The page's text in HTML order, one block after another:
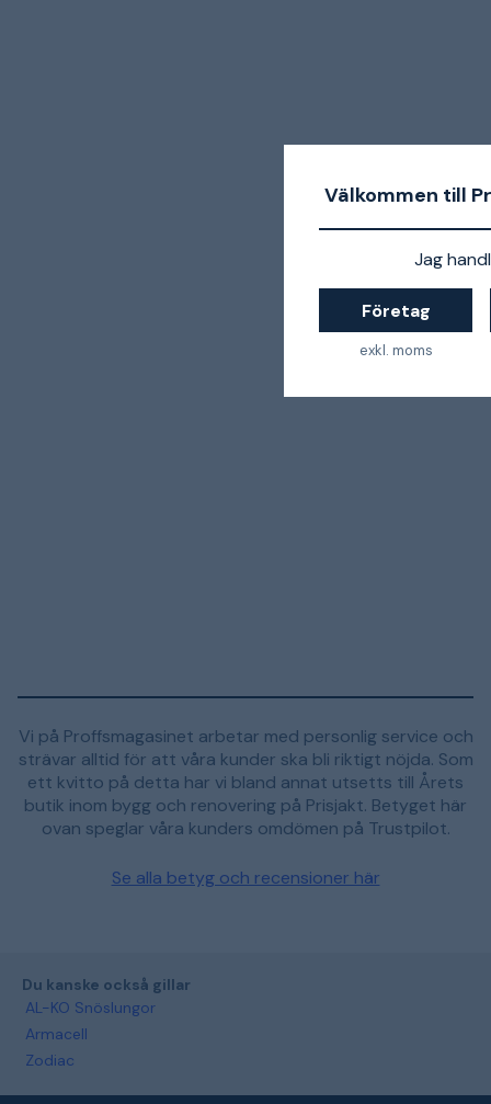
Välkommen till
Jag
Företag
exkl. moms
Vi på Proffsmagasinet arbetar med personlig service och
strävar alltid för att våra kunder ska bli riktigt nöjda. Som
ett kvitto på detta har vi bland annat utsetts till Årets
butik inom bygg och renovering på Prisjakt. Betyget här
ovan speglar våra kunders omdömen på Trustpilot.
Se alla betyg och recensioner här
Du kanske också gillar
AL-KO Snöslungor
Armacell
Zodiac